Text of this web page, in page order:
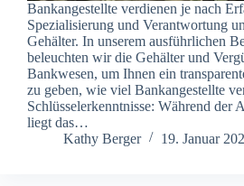
Bankangestellte verdienen je nach
Spezialisierung und Verantwortung
Gehälter. In unserem ausführlichen
beleuchten wir die Gehälter und
Bankwesen, um Ihnen ein
zu geben, wie viel Bankangestellte
Schlüsselerkenntnisse: Während der
liegt das…
Kathy Berger
19. Januar